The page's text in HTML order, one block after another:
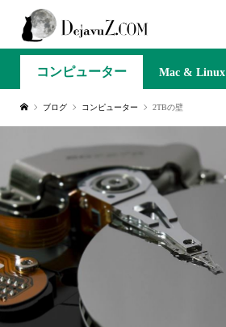
コンピューター Mac & Linux
ブログ コンピューター 2TBの壁